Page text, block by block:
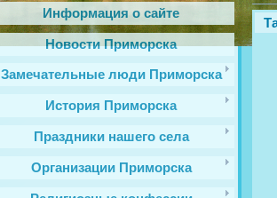
Информация о сайте
Новости Приморска
Замечательные люди Приморска
История Приморска
Праздники нашего села
Организации Приморска